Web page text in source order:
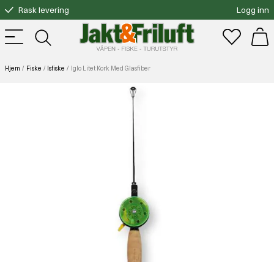
Rask levering
Gratis bytte
Fri frakt over 3000.-
Logg inn
Hjem Fiske Isfiske Iglo Litet Kork Med Glasfiber